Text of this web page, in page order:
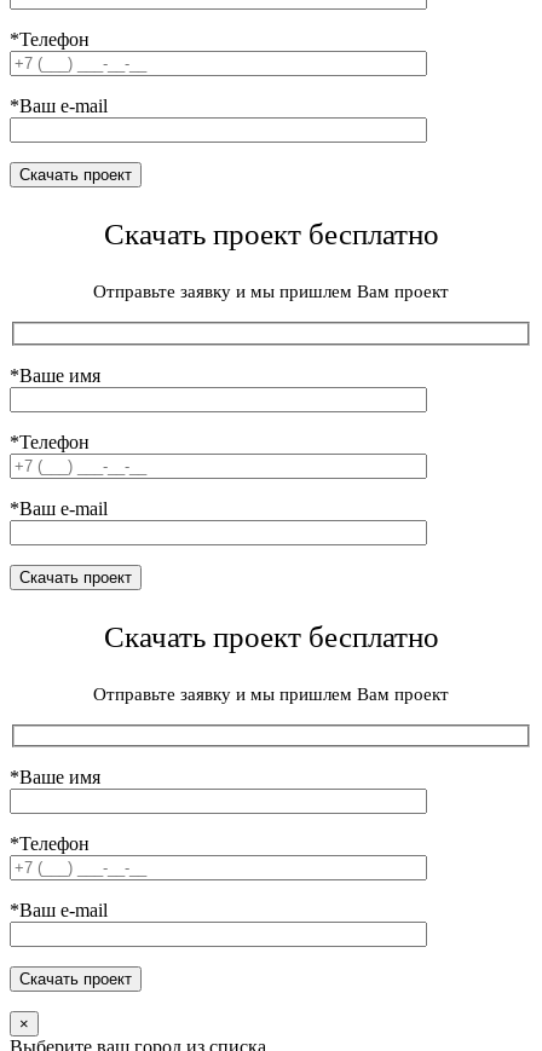
*Телефон
*Ваш e-mail
Скачать проект бесплатно
Отправьте заявку и мы пришлем Вам проект
*Ваше имя
*Телефон
*Ваш e-mail
Скачать проект бесплатно
Отправьте заявку и мы пришлем Вам проект
*Ваше имя
*Телефон
*Ваш e-mail
×